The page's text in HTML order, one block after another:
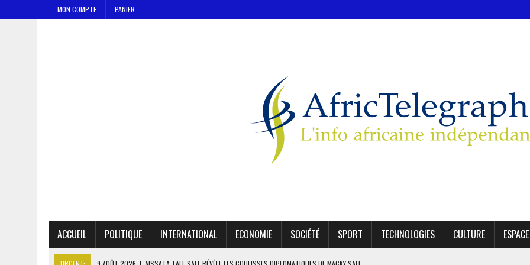
MON COMPTE PANIER
ACCUEIL POLITIQUE INTERNATIONAL ECONOMIE SOCIÉTÉ SPORT TECHNOLOGIES CULTURE